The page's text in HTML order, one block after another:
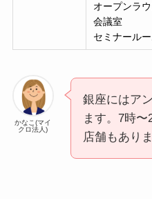
オープンラ
会議室
セミナール
かなこ(マイ
クロ法人)
銀座にはア
ます。7時
店舗もあり